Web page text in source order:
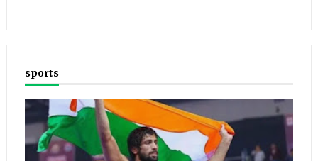
sports